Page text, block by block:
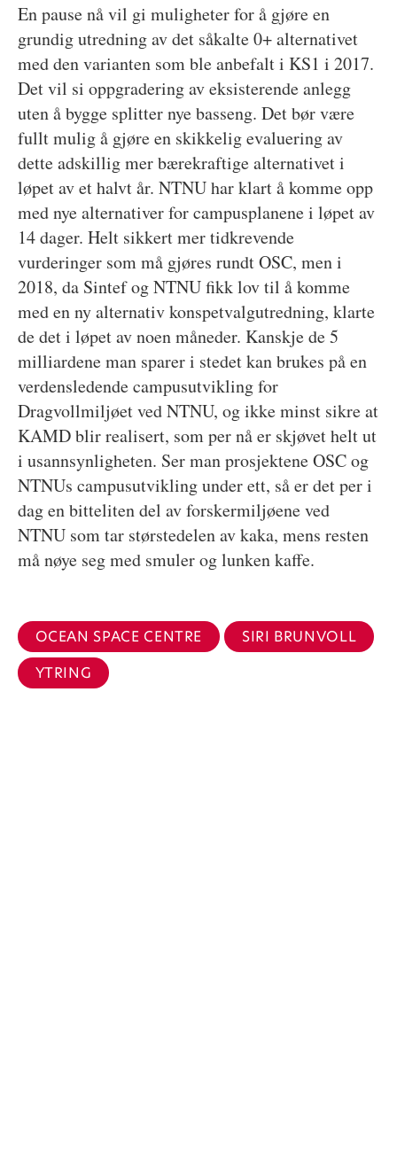
En pause nå vil gi muligheter for å gjøre en
grundig utredning av det såkalte 0+ alternativet
med den varianten som ble anbefalt i KS1 i 2017.
Det vil si oppgradering av eksisterende anlegg
uten å bygge splitter nye basseng. Det bør være
fullt mulig å gjøre en skikkelig evaluering av
dette adskillig mer bærekraftige alternativet i
løpet av et halvt år. NTNU har klart å komme opp
med nye alternativer for campusplanene i løpet av
14 dager. Helt sikkert mer tidkrevende
vurderinger som må gjøres rundt OSC, men i
2018, da Sintef og NTNU fikk lov til å komme
med en ny alternativ konspetvalgutredning, klarte
de det i løpet av noen måneder. Kanskje de 5
milliardene man sparer i stedet kan brukes på en
verdensledende campusutvikling for
Dragvollmiljøet ved NTNU, og ikke minst sikre at
KAMD blir realisert, som per nå er skjøvet helt ut
i usannsynligheten. Ser man prosjektene OSC og
NTNUs campusutvikling under ett, så er det per i
dag en bitteliten del av forskermiljøene ved
NTNU som tar størstedelen av kaka, mens resten
må nøye seg med smuler og lunken kaffe.
OCEAN SPACE CENTRE
SIRI BRUNVOLL
YTRING